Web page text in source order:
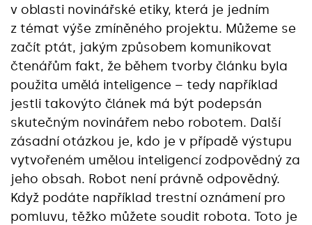
v oblasti novinářské etiky, která je jedním
z témat výše zmíněného projektu. Můžeme se
začít ptát, jakým způsobem komunikovat
čtenářům fakt, že během tvorby článku byla
použita umělá inteligence – tedy například
jestli takovýto článek má být podepsán
skutečným novinářem nebo robotem. Další
zásadní otázkou je, kdo je v případě výstupu
vytvořeném umělou inteligencí zodpovědný za
jeho obsah. Robot není právně odpovědný.
Když podáte například trestní oznámení pro
pomluvu, těžko můžete soudit robota. Toto je